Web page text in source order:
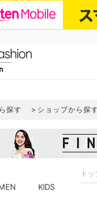
探す ショップから探
KIDS
トッ